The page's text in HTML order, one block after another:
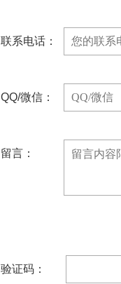
联系电话：
QQ/微信：
留言：
验证码：